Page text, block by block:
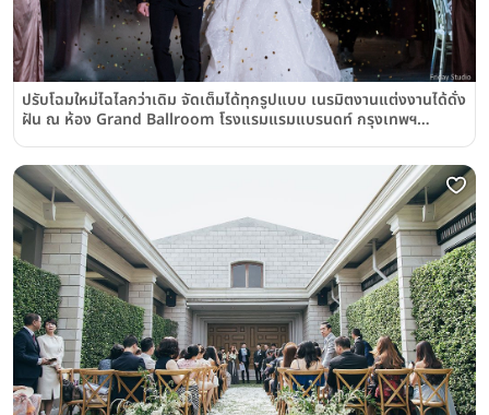
ปรับโฉมใหม่ไฉไลกว่าเดิม จัดเต็มได้ทุกรูปแบบ เนรมิตงานแต่งงานได้ดั่ง
ฝัน ณ ห้อง Grand Ballroom โรงแรมแรมแบรนดท์ กรุงเทพฯ